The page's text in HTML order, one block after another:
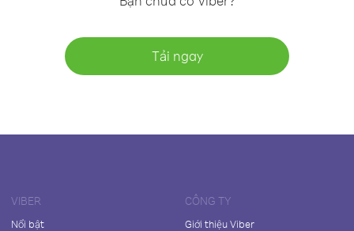
Tải ngay
VIBER
Nổi bật
CÔNG TY
Giới thiệu Viber